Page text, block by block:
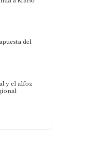
del
y el alfoz